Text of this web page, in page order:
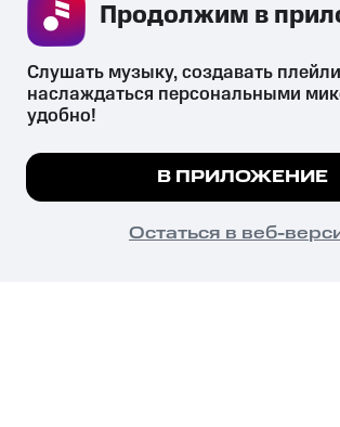
СКАЧАТЬ
психотропных веществ, их аналогов
их незаконный оборот запрещён и влечёт
законодательством ответственность.
© 2026 ООО «КИОН».
Все права защищены
Мы используем куки, чтобы на сайте
Подробнее
ПОНЯТНО
Слушать музыку, создавать
наслаждаться персональными
удобно!
В ПРИЛОЖЕНИЕ
Остаться в веб-